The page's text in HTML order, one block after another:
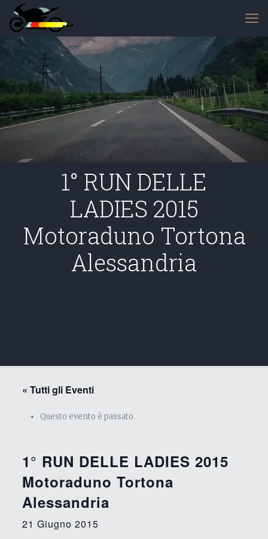
1° RUN DELLE
LADIES 2015
Motoraduno Tortona
Alessandria
« Tutti gli Eventi
Questo evento è passato.
1° RUN DELLE LADIES 2015
Motoraduno Tortona
Alessandria
21 Giugno 2015